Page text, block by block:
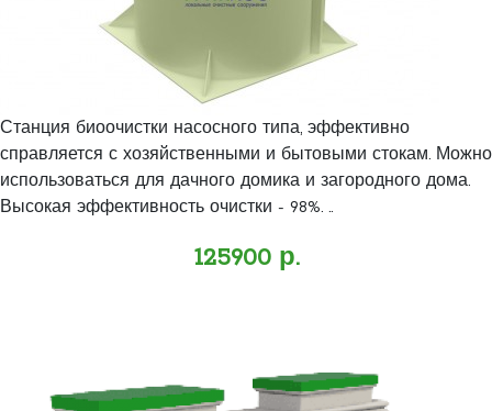
Станция биоочистки насосного типа, эффективно
справляется с хозяйственными и бытовыми стокам. Можно
использоваться для дачного домика и загородного дома.
Высокая эффективность очистки - 98%. ..
125900 р.